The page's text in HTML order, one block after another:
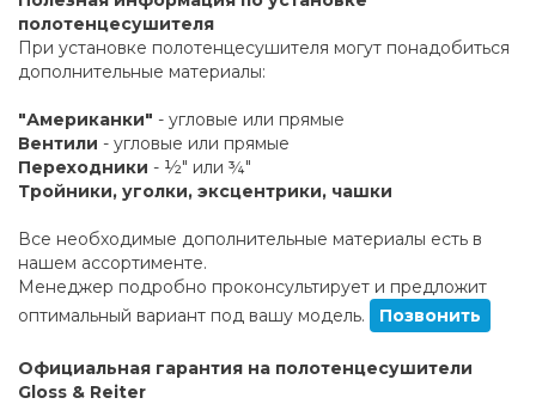
полотенцесушителя
При установке полотенцесушителя могут понадобиться
дополнительные материалы:
"Американки" - угловые или прямые
Вентили - угловые или прямые
Переходники - ½" или ¾"
Тройники, уголки, эксцентрики, чашки
Все необходимые дополнительные материалы есть в
нашем ассортименте.
Менеджер подробно проконсультирует и предложит
оптимальный вариант под вашу модель.
Позвонить
Официальная гарантия на полотенцесушители
Gloss & Reiter